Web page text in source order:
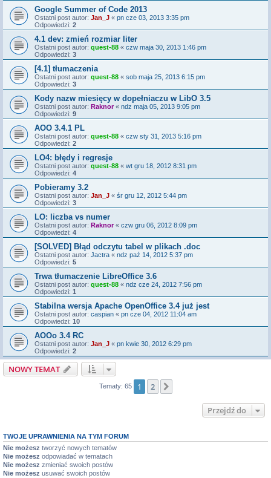
Google Summer of Code 2013
Ostatni post autor: Jan_J « pn cze 03, 2013 3:35 pm
Odpowiedzi: 2
4.1 dev: zmień rozmiar liter
Ostatni post autor: quest-88 « czw maja 30, 2013 1:46 pm
Odpowiedzi: 3
[4.1] tłumaczenia
Ostatni post autor: quest-88 « sob maja 25, 2013 6:15 pm
Odpowiedzi: 3
Kody nazw miesięcy w dopełniaczu w LibO 3.5
Ostatni post autor: Raknor« ndz maja 05, 2013 9:05 pm
Odpowiedzi: 9
AOO 3.4.1 PL
Ostatni post autor: quest-88 « czw sty 31, 2013 5:16 pm
Odpowiedzi: 2
LO4: błędy i regresje
Ostatni post autor: quest-88 « wt gru 18, 2012 8:31 pm
Odpowiedzi: 4
Pobieramy 3.2
Ostatni post autor: Jan_J « śr gru 12, 2012 5:44 pm
Odpowiedzi: 3
LO: liczba vs numer
Ostatni post autor: Raknor« czw gru 06, 2012 8:09 pm
Odpowiedzi: 4
[SOLVED] Błąd odczytu tabel w plikach .doc
Ostatni post autor: Jactra « ndz paź 14, 2012 5:37 pm
Odpowiedzi: 5
Trwa tłumaczenie LibreOffice 3.6
Ostatni post autor: quest-88 « ndz cze 24, 2012 7:56 pm
Odpowiedzi: 1
Stabilna wersja Apache OpenOffice 3.4 już jest
Ostatni post autor: caspian « pn cze 04, 2012 11:04 am
Odpowiedzi: 10
AOOo 3.4 RC
Ostatni post autor: Jan_J « pn kwie 30, 2012 6:29 pm
Odpowiedzi: 2
NOWY TEMAT
Tematy: 65 1 2
Przejdź do
TWOJE UPRAWNIENIA NA TYM FORUM
Nie możesz tworzyć nowych tematów
Nie możesz odpowiadać w tematach
Nie możesz zmieniać swoich postów
Nie możesz usuwać swoich postów